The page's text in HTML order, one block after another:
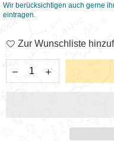
Wir berücksichtigen auch gerne
eintragen.
Zur Wunschliste